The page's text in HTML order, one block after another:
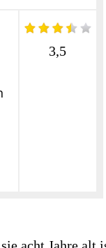
3,5